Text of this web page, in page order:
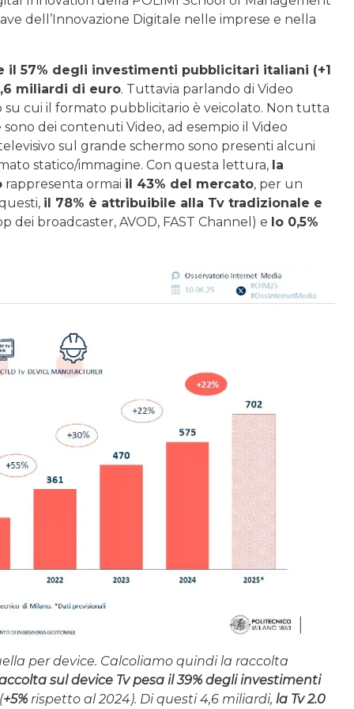
dell’Innovazione Digitale nelle imprese e nella
57% degli investimenti pubblicitari italiani (+1
miliardi di euro. Tuttavia parlando di Video
cui il formato pubblicitario è veicolato. Non tutta
dei contenuti Video, ad esempio il Video
sul grande schermo sono presenti alcuni
statico/immagine. Con questa lettura, la
rappresenta ormai il 43% del mercato, per un
il 78% è attribuibile alla Tv tradizionale e
dei broadcaster, AVOD, FAST Channel) e lo 0,5%
per device. Calcoliamo quindi la raccolta
sul device Tv pesa il 39% degli investimenti
+5% rispetto al 2024). Di questi 4,6 miliardi, la Tv 2.0